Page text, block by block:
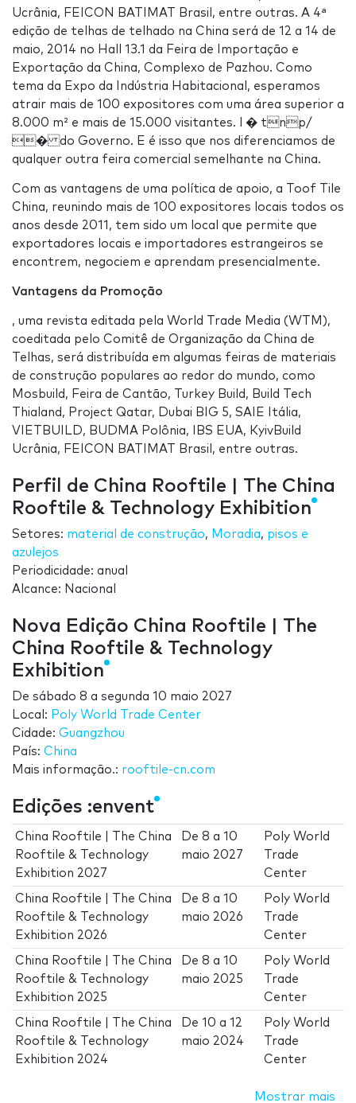
Ucrânia, FEICON BATIMAT Brasil, entre outras. A 4ª
edição de telhas de telhado na China será de 12 a 14 de
maio, 2014 no Hall 13.1 da Feira de Importação e
Exportação da China, Complexo de Pazhou. Como
tema da Expo da Indústria Habitacional, esperamos
atrair mais de 100 expositores com uma área superior a
8.000 m² e mais de 15.000 visitantes. l � tnp/
� do Governo. E é isso que nos diferenciamos de
qualquer outra feira comercial semelhante na China.
Com as vantagens de uma política de apoio, a Toof Tile
China, reunindo mais de 100 expositores locais todos os
anos desde 2011, tem sido um local que permite que
exportadores locais e importadores estrangeiros se
encontrem, negociem e aprendam presencialmente.
Vantagens da Promoção
, uma revista editada pela World Trade Media (WTM),
coeditada pelo Comitê de Organização da China de
Telhas, será distribuída em algumas feiras de materiais
de construção populares ao redor do mundo, como
Mosbuild, Feira de Cantão, Turkey Build, Build Tech
Thialand, Project Qatar, Dubai BIG 5, SAIE Itália,
VIETBUILD, BUDMA Polônia, IBS EUA, KyivBuild
Ucrânia, FEICON BATIMAT Brasil, entre outras.
Perfil de China Rooftile | The China
Rooftile & Technology Exhibition
Setores: material de construção, Moradia, pisos e
azulejos
Periodicidade: anual
Alcance: Nacional
Nova Edição China Rooftile | The
China Rooftile & Technology
Exhibition
De sábado 8 a segunda 10 maio 2027
Local: Poly World Trade Center
Cidade: Guangzhou
País: China
Mais informação.: rooftile-cn.com
Edições :envent
China Rooftile | The China
Rooftile & Technology
Exhibition 2027
De8 a10
maio 2027
Poly World
Trade
Center
China Rooftile | The China
Rooftile & Technology
Exhibition 2026
De8 a10
maio 2026
Poly World
Trade
Center
China Rooftile | The China
Rooftile & Technology
Exhibition 2025
De8 a10
maio 2025
Poly World
Trade
Center
China Rooftile | The China
Rooftile & Technology
Exhibition 2024
De10 a12
maio 2024
Poly World
Trade
Center
Mostrar mais